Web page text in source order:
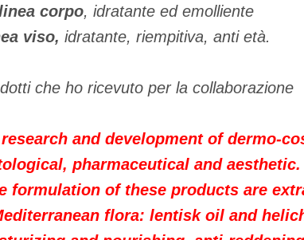
corpo, idratante ed emolliente
viso, idratante, riempitiva, anti età.
che ho ricevuto per la collaborazione
and development of dermo-
pharmaceutical and aesthetic.
formulation of these products are
flora: lentisk oil and